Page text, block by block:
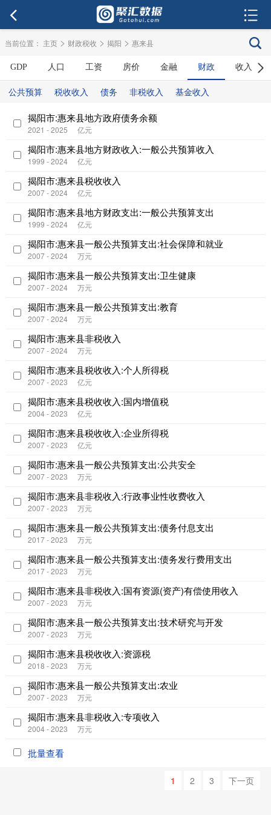
当前位置： 主页 > 财政税收 > 揭阳 > 惠来县
GDP 人口 工资 房价 金融 财政 收入
公共预算 税收收入 债务 非税收入 基金收入
揭阳市:惠来县地方政府债务余额
2021 - 2025 亿元
揭阳市:惠来县地方财政收入:一般公共预算收入
1999 - 2024 亿元
揭阳市:惠来县税收收入
2007 - 2024 亿元
揭阳市:惠来县地方财政支出:一般公共预算支出
1999 - 2024 亿元
揭阳市:惠来县一般公共预算支出:社会保障和就业
2007 - 2024 万元
揭阳市:惠来县一般公共预算支出:卫生健康
2007 - 2024 万元
揭阳市:惠来县一般公共预算支出:教育
2007 - 2024 万元
揭阳市:惠来县非税收入
2007 - 2024 万元
揭阳市:惠来县税收收入:个人所得税
2007 - 2023 亿元
揭阳市:惠来县税收收入:国内增值税
2004 - 2023 亿元
揭阳市:惠来县税收收入:企业所得税
2007 - 2023 亿元
揭阳市:惠来县一般公共预算支出:公共安全
2007 - 2023 万元
揭阳市:惠来县非税收入:行政事业性收费收入
2007 - 2023 万元
揭阳市:惠来县一般公共预算支出:债务付息支出
2017 - 2023 万元
揭阳市:惠来县一般公共预算支出:债务发行费用支出
2017 - 2023 万元
揭阳市:惠来县非税收入:国有资源(资产)有偿使用收入
2007 - 2023 万元
揭阳市:惠来县一般公共预算支出:技术研究与开发
2007 - 2023 万元
揭阳市:惠来县税收收入:资源税
2018 - 2023 万元
揭阳市:惠来县一般公共预算支出:农业
2007 - 2023 万元
揭阳市:惠来县非税收入:专项收入
2004 - 2023 万元
批量查看
1 2 3 下一页